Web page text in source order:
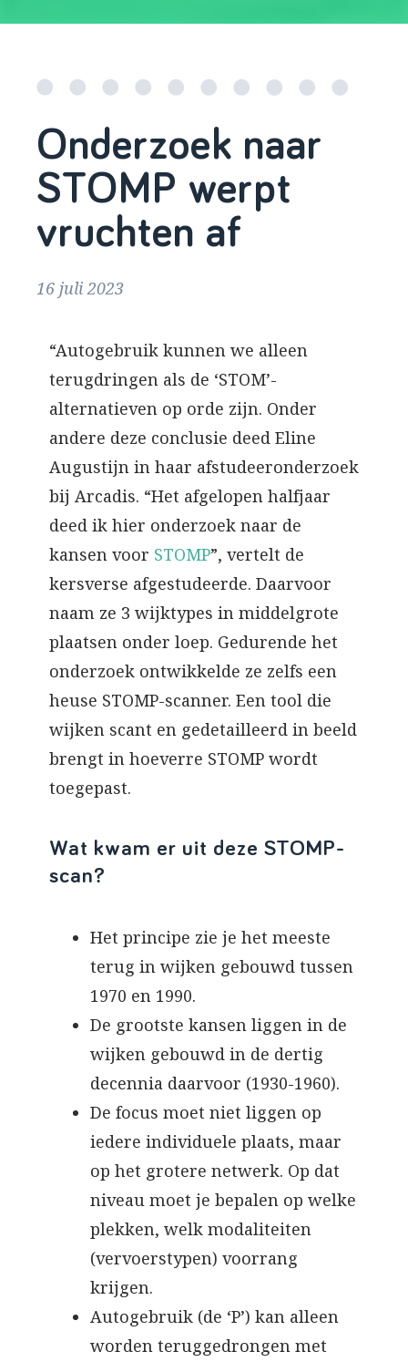
Onderzoek naar
STOMP werpt
vruchten af
16 juli 2023
“Autogebruik kunnen we alleen
terugdringen als de ‘STOM’-
alternatieven op orde zijn. Onder
andere deze conclusie deed Eline
Augustijn in haar afstudeeronderzoek
bij Arcadis. “Het afgelopen halfjaar
deed ik hier onderzoek naar de
kansen voor STOMP”, vertelt de
kersverse afgestudeerde. Daarvoor
naam ze 3 wijktypes in middelgrote
plaatsen onder loep. Gedurende het
onderzoek ontwikkelde ze zelfs een
heuse STOMP-scanner. Een tool die
wijken scant en gedetailleerd in beeld
brengt in hoeverre STOMP wordt
toegepast.
Wat kwam er uit deze STOMP-
scan?
Het principe zie je het meeste
terug in wijken gebouwd tussen
1970 en 1990.
De grootste kansen liggen in de
wijken gebouwd in de dertig
decennia daarvoor (1930-1960).
De focus moet niet liggen op
iedere individuele plaats, maar
op het grotere netwerk. Op dat
niveau moet je bepalen op welke
plekken, welk modaliteiten
(vervoerstypen) voorrang
krijgen.
Autogebruik (de ‘P’) kan alleen
worden teruggedrongen met